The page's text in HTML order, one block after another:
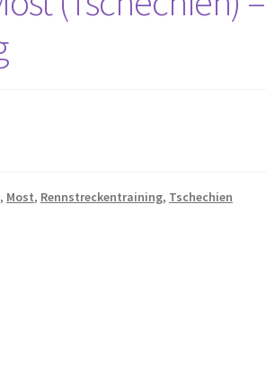
, Most, Rennstreckentraining, Tschechien